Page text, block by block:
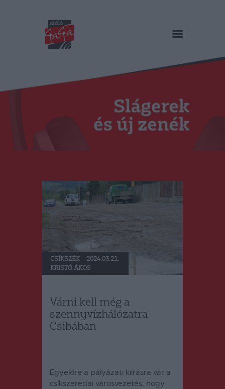
RÁDIÓ GAGA
Műsorok
Duma Duba
Podcast és videók
Stáb
Kapcsolat
RO
CSÍKSZÉK
2024.03.21.
KRISTÓ ÁKOS
Várni kell még a
szennyvízhálózatra
Csibában
Egyelőre a pályázati kiírásra vár a
csíkszeredai városvezetés, hogy